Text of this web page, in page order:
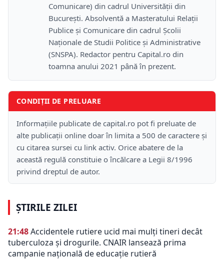
Comunicare) din cadrul Universității din
București. Absolventă a Masteratului Relații
Publice și Comunicare din cadrul Școlii
Naţionale de Studii Politice și Administrative
(SNSPA). Redactor pentru Capital.ro din
toamna anului 2021 până în prezent.
CONDIȚII DE PRELUARE
Informațiile publicate de capital.ro pot fi preluate de
alte publicații online doar în limita a 500 de caractere și
cu citarea sursei cu link activ. Orice abatere de la
această regulă constituie o încălcare a Legii 8/1996
privind dreptul de autor.
ȘTIRILE ZILEI
21:48Accidentele rutiere ucid mai mulți tineri decât
tuberculoza și drogurile. CNAIR lansează prima
campanie națională de educație rutieră